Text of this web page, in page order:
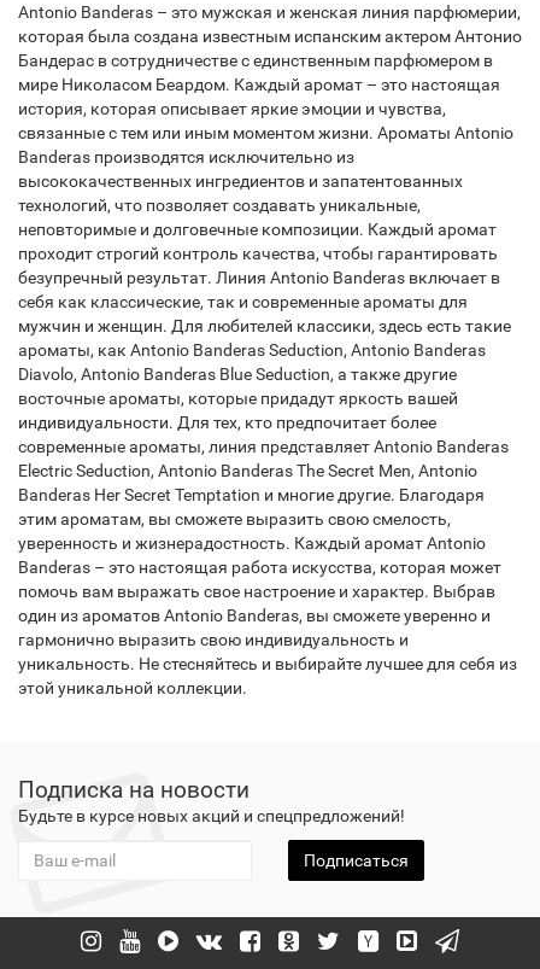
Antonio Banderas – это мужская и женская линия парфюмерии,
которая была создана известным испанским актером Антонио
Бандерас в сотрудничестве с единственным парфюмером в
мире Николасом Беардом. Каждый аромат – это настоящая
история, которая описывает яркие эмоции и чувства,
связанные с тем или иным моментом жизни. Ароматы Antonio
Banderas производятся исключительно из
высококачественных ингредиентов и запатентованных
технологий, что позволяет создавать уникальные,
неповторимые и долговечные композиции. Каждый аромат
проходит строгий контроль качества, чтобы гарантировать
безупречный результат. Линия Antonio Banderas включает в
себя как классические, так и современные ароматы для
мужчин и женщин. Для любителей классики, здесь есть такие
ароматы, как Antonio Banderas Seduction, Antonio Banderas
Diavolo, Antonio Banderas Blue Seduction, а также другие
восточные ароматы, которые придадут яркость вашей
индивидуальности. Для тех, кто предпочитает более
современные ароматы, линия представляет Antonio Banderas
Electric Seduction, Antonio Banderas The Secret Men, Antonio
Banderas Her Secret Temptation и многие другие. Благодаря
этим ароматам, вы сможете выразить свою смелость,
уверенность и жизнерадостность. Каждый аромат Antonio
Banderas – это настоящая работа искусства, которая может
помочь вам выражать свое настроение и характер. Выбрав
один из ароматов Antonio Banderas, вы сможете уверенно и
гармонично выразить свою индивидуальность и
уникальность. Не стесняйтесь и выбирайте лучшее для себя из
этой уникальной коллекции.
Подписка на новости
Будьте в курсе новых акций и спецпредложений!
Подписаться